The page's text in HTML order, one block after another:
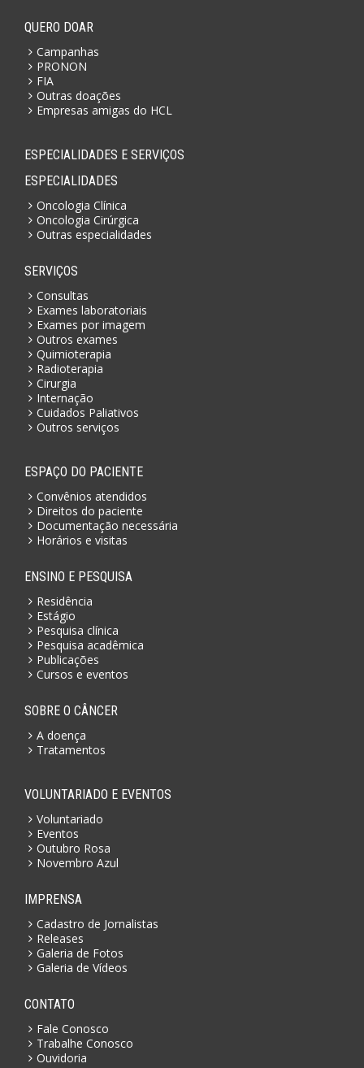
QUERO DOAR
Campanhas
PRONON
FIA
Outras doações
Empresas amigas do HCL
ESPECIALIDADES E SERVIÇOS
ESPECIALIDADES
Oncologia Clínica
Oncologia Cirúrgica
Outras especialidades
SERVIÇOS
Consultas
Exames laboratoriais
Exames por imagem
Outros exames
Quimioterapia
Radioterapia
Cirurgia
Internação
Cuidados Paliativos
Outros serviços
ESPAÇO DO PACIENTE
Convênios atendidos
Direitos do paciente
Documentação necessária
Horários e visitas
ENSINO E PESQUISA
Residência
Estágio
Pesquisa clínica
Pesquisa acadêmica
Publicações
Cursos e eventos
SOBRE O CÂNCER
A doença
Tratamentos
VOLUNTARIADO E EVENTOS
Voluntariado
Eventos
Outubro Rosa
Novembro Azul
IMPRENSA
Cadastro de Jornalistas
Releases
Galeria de Fotos
Galeria de Vídeos
CONTATO
Fale Conosco
Trabalhe Conosco
Ouvidoria